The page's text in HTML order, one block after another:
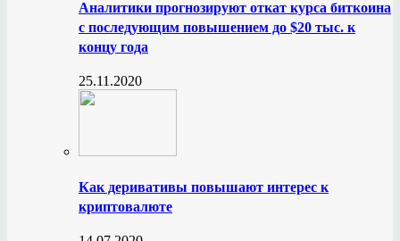
Аналитики прогнозируют откат курса биткоина
с последующим повышением до $20 тыс. к
концу года
25.11.2020
Как деривативы повышают интерес к
криптовалюте